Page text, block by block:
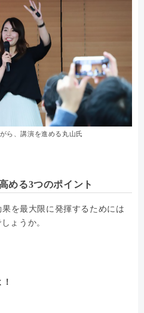
ら、講演を進める丸山氏
める3つのポイント
を最大限に発揮するためには
ょうか。